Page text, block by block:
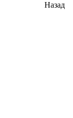
Назад